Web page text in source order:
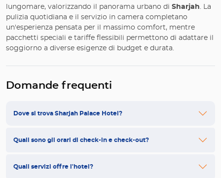
lungomare, valorizzando il panorama urbano di Sharjah. La
pulizia quotidiana e il servizio in camera completano
un'esperienza pensata per il massimo comfort, mentre
pacchetti speciali e tariffe flessibili permettono di adattare il
soggiorno a diverse esigenze di budget e durata.
Domande frequenti
Dove si trova Sharjah Palace Hotel?
Quali sono gli orari di check-in e check-out?
Quali servizi offre l'hotel?